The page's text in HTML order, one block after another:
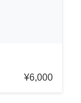
¥6,000